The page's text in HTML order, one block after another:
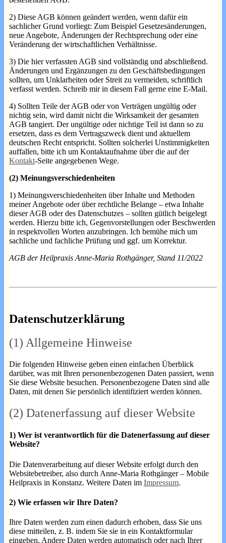
2) Diese AGB können geändert werden, wenn dafür ein
sachlicher Grund vorliegt: Zum Beispiel Gesetzesänderungen,
neue Angebote, Änderungen der Rechtsprechung oder eine
Veränderung der wirtschaftlichen Verhältnisse.
3) Die hier verfassten AGB sind vollständig und abschließend.
Änderungen und Ergänzungen zu den Geschäftsbedingungen
sollten, um Unklarheiten oder Streit zu vermeiden, schriftlich
verfasst werden. Schreib mir in diesem Fall gerne eine E-Mail.
4) Sollten Teile der AGB oder von Verträgen ungültig oder
nichtig sein, wird damit nicht die Wirksamkeit der gesamten
AGB tangiert. Der ungültige oder nichtige Teil ist dann so zu
ersetzen, dass es dem Vertragszweck dient und aktuellem
deutschen Recht entspricht. Sollten solcherlei Unstimmigkeiten
auffallen, bitte ich um Kontaktaufnahme über die auf der
Kontakt-Seite angegebenen Wege.
(2) Meinungsverschiedenheiten
1) Meinungsverschiedenheiten über Inhalte und Methoden
meiner Angebote oder über rechtliche Belange – etwa Inhalte
dieser AGB oder des Datenschutzes – sollten gütlich beigelegt
werden. Hierzu bitte ich, Gegenvorstellungen oder Beschwerden
in respektvollen Worten anzubringen. Ich bemühe mich um
sachliche und fachliche Prüfung und ggf. um Korrektur.
AGB der Heilpraxis Anne-Maria Rothgänger, Stand 11/2022
Datenschutzerklärung
(1) Allgemeine Hinweise
Die folgenden Hinweise geben einen einfachen Überblick
darüber, was mit Ihren personenbezogenen Daten passiert, wenn
Sie diese Website besuchen. Personenbezogene Daten sind alle
Daten, mit denen Sie persönlich identifiziert werden können.
(2) Datenerfassung auf dieser Website
1) Wer ist verantwortlich für die Datenerfassung auf dieser
Website?
Die Datenverarbeitung auf dieser Website erfolgt durch den
Websitebetreiber, also durch Anne-Maria Rothgänger – Mobile
Heilpraxis in Konstanz. Weitere Daten im Impressum.
2) Wie erfassen wir Ihre Daten?
Ihre Daten werden zum einen dadurch erhoben, dass Sie uns
diese mitteilen, z. B. indem Sie sie in ein Kontaktformular
eingeben. Andere Daten werden automatisch oder nach Ihrer